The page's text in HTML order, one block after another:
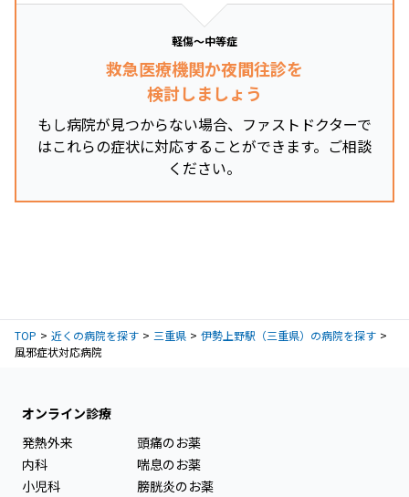
軽傷～中等症
救急医療機関か夜間往診を
検討しましょう
もし病院が見つからない場合、ファストドクターで
はこれらの症状に対応することができます。ご相談
ください。
TOP 近くの病院を探す 三重県
伊勢上野駅（三重県）の病院を探す
風邪症状対応病院
オンライン診療
発熱外来
内科
小児科
頭痛のお薬
喘息のお薬
膀胱炎のお薬